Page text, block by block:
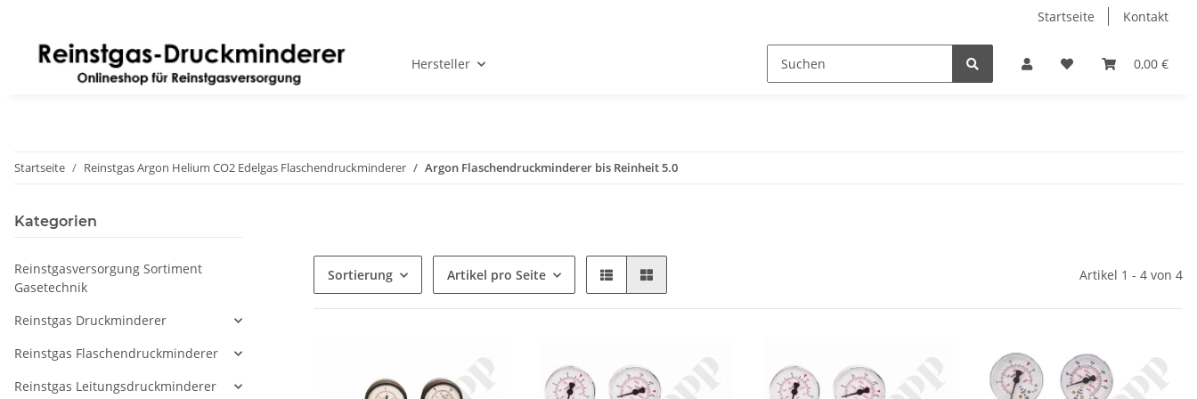
Startseite Kontakt
0,00 €
Hersteller
Startseite Reinstgas Argon Helium CO2 Edelgas Flaschendruckminderer Argon Flaschendruckminderer bis Reinheit 5.0
Sortierung Artikel pro Seite Artikel 1 - 4 von 4
Kategorien
Reinstgasversorgung Sortiment
Gasetechnik
Reinstgas Druckminderer
Reinstgas Flaschendruckminderer
Reinstgas Leitungsdruckminderer